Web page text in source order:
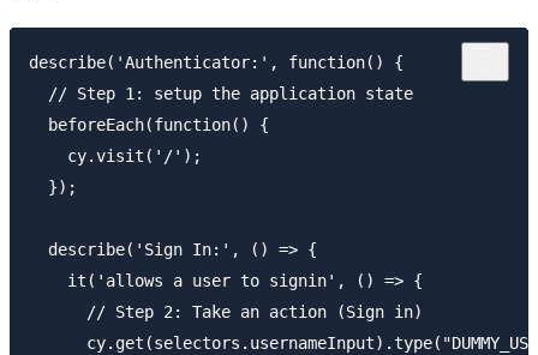
describe('Authenticator:', function() {
  // Step 1: setup the application state
  beforeEach(function() {
    cy.visit('/');
  });
  describe('Sign In:', () => {
    it('allows a user to signin', () => {
      // Step 2: Take an action (Sign in)